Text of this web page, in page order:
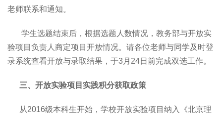
老师联系和通知。
学生选题结束后，根据选题人数情况，教务部与开放实
验项目负责人商定项目开放情况。请各位老师与同学及时登
录系统查看开放与录取结果，于3月24日前完成双选工作。
三、开放实验项目实践积分获取政策
从2016级本科生开始，学校开放实验项目纳入《北京理